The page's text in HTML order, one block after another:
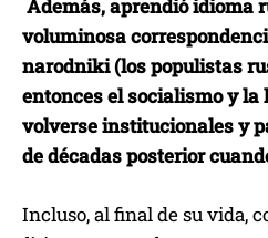
Además, aprendió idioma
voluminosa
narodniki (los populistas
entonces el socialismo y la
volverse institucionales y
de décadas posterior
Incluso, al final de su vida,